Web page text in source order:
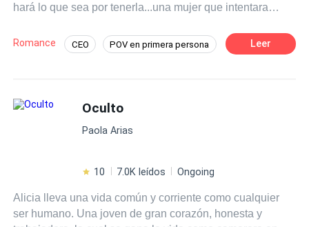
hará lo que sea por tenerla...una mujer que intentara
nunca pudo ser...y que ha surgido como una llamarada
que lo consumira todo a su paso. En medio de pasiones y
Romance CEO POV en primera persona
Poder Femenino Contemporánea
Amor Prohibido
Leer
Oculto
Paola Arias
10 7.0K leídos Ongoing
Alicia lleva una vida común y corriente como cualquier
ser humano. Una joven de gran corazón, honesta y